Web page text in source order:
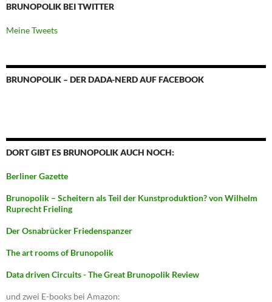
BRUNOPOLIK BEI TWITTER
Meine Tweets
BRUNOPOLIK – DER DADA-NERD AUF FACEBOOK
DORT GIBT ES BRUNOPOLIK AUCH NOCH:
Berliner Gazette
Brunopolik – Scheitern als Teil der Kunstproduktion? von Wilhelm
Ruprecht Frieling
Der Osnabrücker Friedenspanzer
The art rooms of Brunopolik
Data driven Circuits - The Great Brunopolik Review
und zwei E-books bei Amazon: